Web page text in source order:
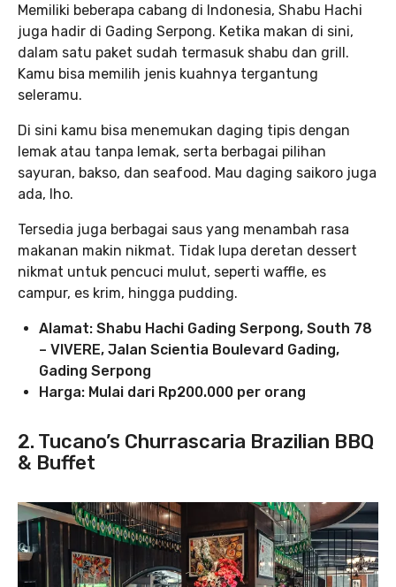
Memiliki beberapa cabang di Indonesia, Shabu Hachi
juga hadir di Gading Serpong. Ketika makan di sini,
dalam satu paket sudah termasuk shabu dan grill.
Kamu bisa memilih jenis kuahnya tergantung
seleramu.
Di sini kamu bisa menemukan daging tipis dengan
lemak atau tanpa lemak, serta berbagai pilihan
sayuran, bakso, dan seafood. Mau daging saikoro juga
ada, lho.
Tersedia juga berbagai saus yang menambah rasa
makanan makin nikmat. Tidak lupa deretan dessert
nikmat untuk pencuci mulut, seperti waffle, es
campur, es krim, hingga pudding.
Alamat: Shabu Hachi Gading Serpong, South 78
– VIVERE, Jalan Scientia Boulevard Gading,
Gading Serpong
Harga: Mulai dari Rp200.000 per orang
2. Tucano’s Churrascaria Brazilian BBQ
& Buffet